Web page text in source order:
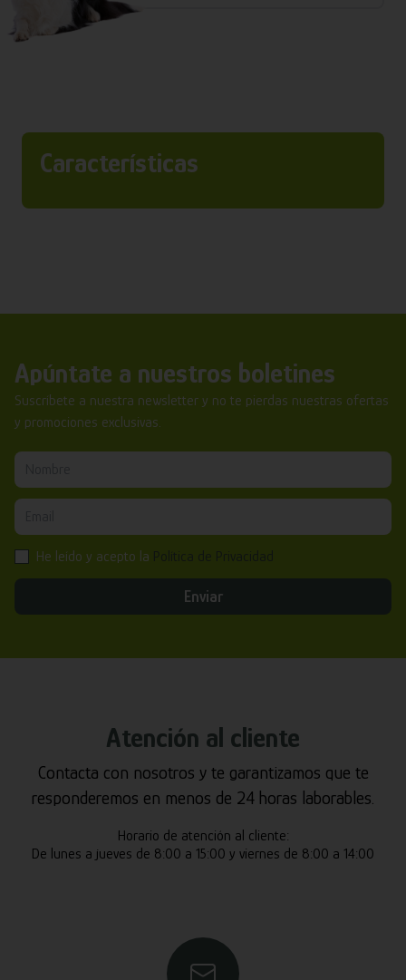
Características
Apúntate a nuestros boletines
Suscríbete a nuestra newsletter y no te pierdas nuestras ofertas
y promociones exclusivas.
He leído y acepto la
Enviar
Atención al cliente
Contacta con nosotros y te garantizamos que te
responderemos en menos de 24 horas laborables.
Horario de atención al cliente:
De lunes a jueves de 8:00 a 15:00 y viernes de 8:00 a 14:00